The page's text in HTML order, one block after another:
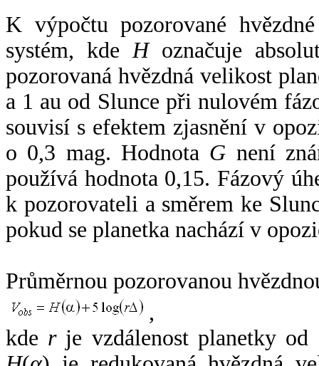
K výpočtu pozorované
systém, kde Hoznačuje
pozorovaná hvězdná velikost
a 1 au od Slunce při nulovém
souvisí s efektem zjasnění v
o 0,3 mag. Hodnota G není
používá hodnota 0,15. Fázový
k pozorovateli a směrem ke
pokud se planetka nachází v
Průměrnou pozorovanou
,
kde rje vzdálenost planetky od